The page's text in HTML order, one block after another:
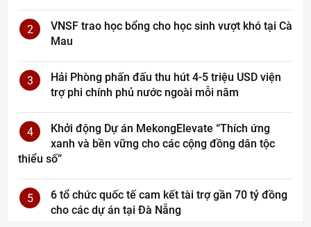
2
VNSF trao học bổng cho học sinh vượt khó tại Cà
Mau
3
Hải Phòng phấn đấu thu hút 4-5 triệu USD viện
trợ phi chính phủ nước ngoài mỗi năm
4
Khởi động Dự án MekongElevate “Thích ứng
xanh và bền vững cho các cộng đồng dân tộc
thiểu số”
5
6 tổ chức quốc tế cam kết tài trợ gần 70 tỷ đồng
cho các dự án tại Đà Nẵng